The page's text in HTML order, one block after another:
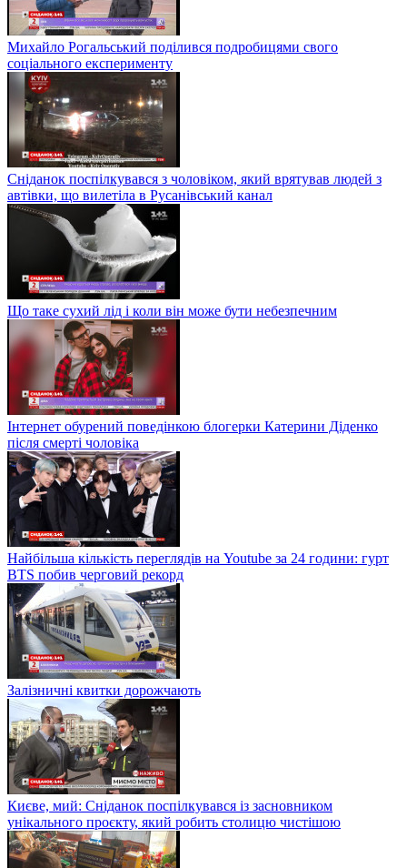
Михайло Рогальський поділився подробицями свого
соціального експерименту
Сніданок поспілкувався з чоловіком, який врятував людей з
автівки, що вилетіла в Русанівський канал
Що таке сухий лід і коли він може бути небезпечним
Інтернет обурений поведінкою блогерки Катерини Діденко
після смерті чоловіка
Найбільша кількість переглядів на Youtube за 24 години: гурт
BTS побив черговий рекорд
Залізничні квитки дорожчають
Києве, мий: Сніданок поспілкувався із засновником
унікального проєкту, який робить столицю чистішою